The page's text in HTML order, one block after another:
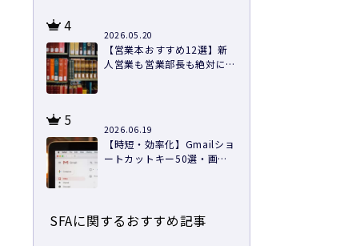
4
2026.05.20
【営業本おすすめ12選】新
人営業も営業部長も絶対に読
5
2026.06.19
【時短・効率化】Gmailショ
ートカットキー50選・画像
SFAに関するおすすめ記事